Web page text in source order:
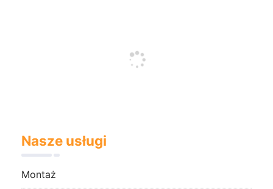
Nasze usługi
Montaż